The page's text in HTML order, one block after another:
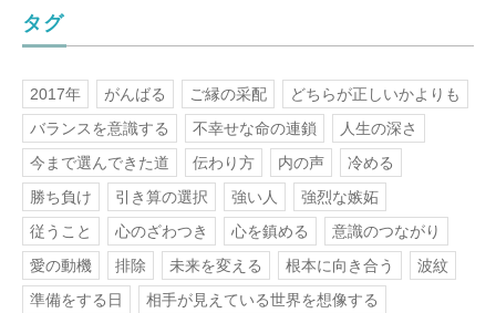
タグ
2017年 がんばる ご縁の采配
どちらが正しいかよりも
バランスを意識する
不幸せな命の連鎖
人生の深さ
今まで選んできた道
伝わり方 内の声
冷める
勝ち負け
引き算の選択 強い人
強烈な嫉妬
従うこと
心のざわつき 心を鎮める
意識のつながり
愛の動機
排除 未来を変える 根本に向き合う
波紋
準備をする日
相手が見えている世界を想像する